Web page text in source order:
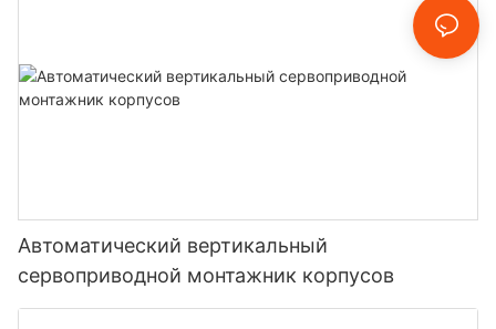
Автоматический вертикальный
сервоприводной монтажник корпусов